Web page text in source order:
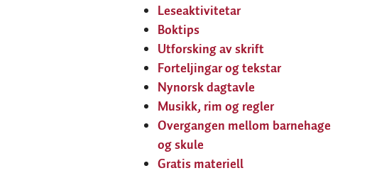
Leseaktivitetar
Boktips
Utforsking av skrift
Forteljingar og tekstar
Nynorsk dagtavle
Musikk, rim og regler
Overgangen mellom barnehage
og skule
Gratis materiell